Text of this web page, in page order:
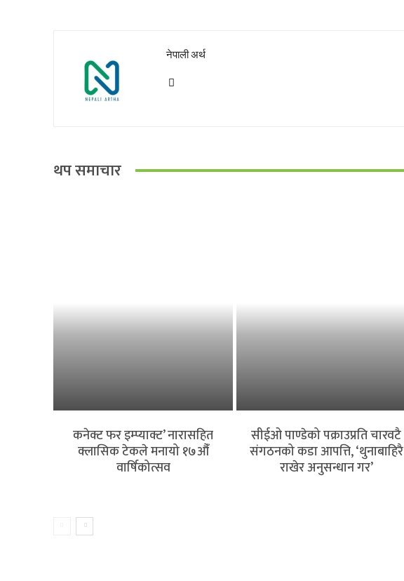
नेपाली अर्थ
थप समाचार
कनेक्ट फर इम्प्याक्ट’ नारासहित
क्लासिक टेकले मनायो १७औँ
वार्षिकोत्सव
सीईओ पाण्डेको पक्राउप्रति चारवटै
संगठनको कडा आपत्ति, ‘थुनाबाहिरै
राखेर अनुसन्धान गर’